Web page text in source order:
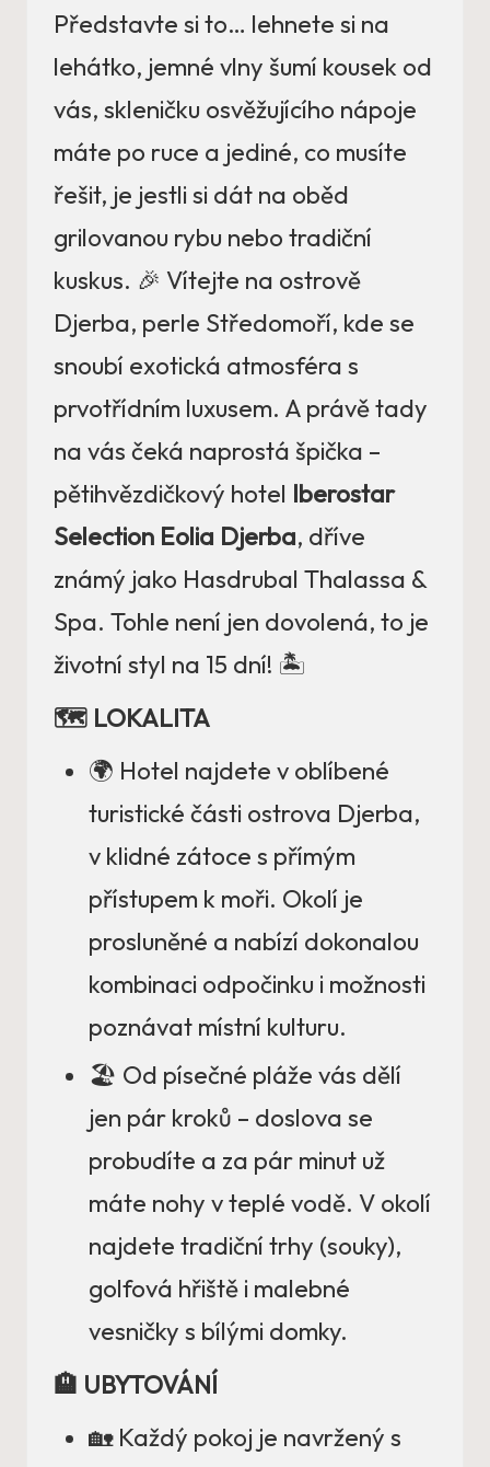
Představte si to… lehnete si na
lehátko, jemné vlny šumí kousek od
vás, skleničku osvěžujícího nápoje
máte po ruce a jediné, co musíte
řešit, je jestli si dát na oběd
grilovanou rybu nebo tradiční
kuskus. 🎉 Vítejte na ostrově
Djerba, perle Středomoří, kde se
snoubí exotická atmosféra s
prvotřídním luxusem. A právě tady
na vás čeká naprostá špička –
pětihvězdičkový hotel Iberostar
Selection Eolia Djerba, dříve
známý jako Hasdrubal Thalassa &
Spa. Tohle není jen dovolená, to je
životní styl na 15 dní! 🏝️
🗺️ LOKALITA
🌍 Hotel najdete v oblíbené
turistické části ostrova Djerba,
v klidné zátoce s přímým
přístupem k moři. Okolí je
prosluněné a nabízí dokonalou
kombinaci odpočinku i možnosti
poznávat místní kulturu.
🏖️ Od písečné pláže vás dělí
jen pár kroků – doslova se
probudíte a za pár minut už
máte nohy v teplé vodě. V okolí
najdete tradiční trhy (souky),
golfová hřiště i malebné
vesničky s bílými domky.
🏨 UBYTOVÁNÍ
🏡 Každý pokoj je navržený s